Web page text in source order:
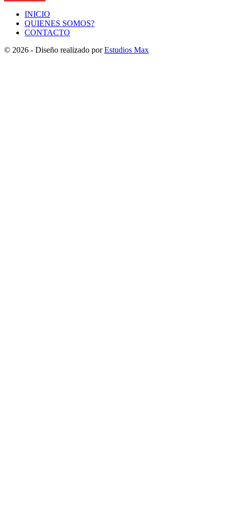
INICIO
QUIENES SOMOS?
CONTACTO
© 2026 - Diseño realizado porEstudios Max